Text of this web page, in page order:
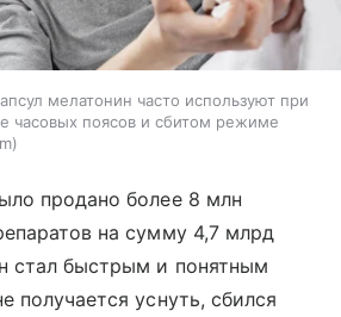
мелатонин часто используют при
часовых поясов и сбитом режиме
продано более 8 млн
на сумму 4,7 млрд
стал быстрым и понятным
получается уснуть, сбился